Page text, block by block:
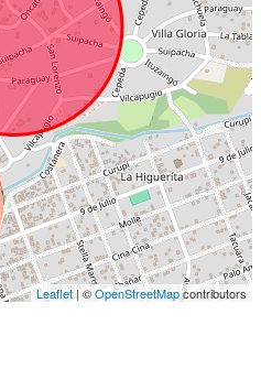
Leaflet | ©OpenStreetMapcontributors